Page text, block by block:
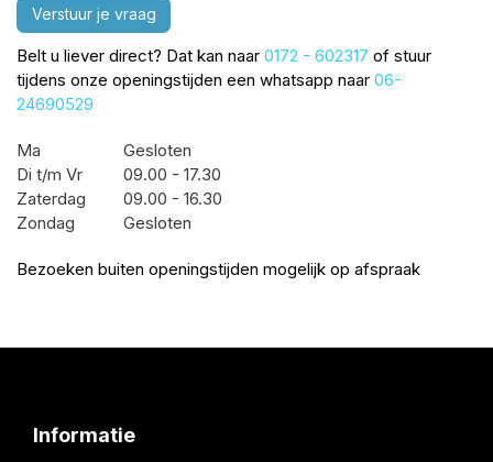
Verstuur je vraag
Belt u liever direct? Dat kan naar 0172 - 602317 of stuur
tijdens onze openingstijden een whatsapp naar 06-
24690529
Ma
Gesloten
Di t/m Vr
09.00 - 17.30
Zaterdag
09.00 - 16.30
Zondag
Gesloten
Bezoeken buiten openingstijden mogelijk op afspraak
Informatie